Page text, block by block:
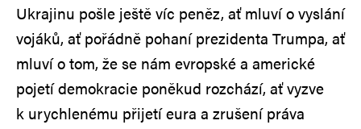
Ukrajinu pošle ještě víc peněz, ať mluví o vyslání
vojáků, ať pořádně pohaní prezidenta Trumpa, ať
mluví o tom, že se nám evropské a americké
pojetí demokracie poněkud rozchází, ať vyzve
k urychlenému přijetí eura a zrušení práva